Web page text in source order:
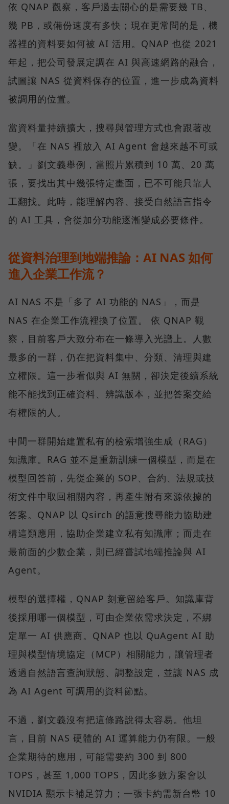
依 QNAP 觀察，客戶過去關心的是需要幾 TB、
幾 PB，或備份速度有多快；現在更常問的是，機
器裡的資料要如何被 AI 活用。QNAP 也從 2021
年起，把公司發展定調在 AI 與高速網路的融合，
試圖讓 NAS 從資料保存的位置，進一步成為資料
被調用的位置。
當資料量持續擴大，搜尋與管理方式也會跟著改
變。「在 NAS 裡放入 AI Agent 會越來越不可或
缺。」劉文義舉例，當照片累積到 10 萬、20 萬
張，要找出其中幾張特定畫面，已不可能只靠人
工翻找。此時，能理解內容、接受自然語言指令
的 AI 工具，會從加分功能逐漸變成必要條件。
從資料治理到地端推論：AI NAS 如何
進入企業工作流？
AI NAS 不是「多了 AI 功能的 NAS」，而是
NAS 在企業工作流裡換了位置。 依 QNAP 觀
察，目前客戶大致分布在一條導入光譜上。人數
最多的一群，仍在把資料集中、分類、清理與建
立權限。這一步看似與 AI 無關，卻決定後續系統
能不能找到正確資料、辨識版本，並把答案交給
有權限的人。
中間一群開始建置私有的檢索增強生成（RAG）
知識庫。RAG 並不是重新訓練一個模型，而是在
模型回答前，先從企業的 SOP、合約、法規或技
術文件中取回相關內容，再產生附有來源依據的
答案。QNAP 以 Qsirch 的語意搜尋能力協助建
構這類應用，協助企業建立私有知識庫；而走在
最前面的少數企業，則已經嘗試地端推論與 AI
Agent。
模型的選擇權，QNAP 刻意留給客戶。知識庫背
後採用哪一個模型，可由企業依需求決定，不綁
定單一 AI 供應商。QNAP 也以 QuAgent AI 助
理與模型情境協定（MCP）相關能力，讓管理者
透過自然語言查詢狀態、調整設定，並讓 NAS 成
為 AI Agent 可調用的資料節點。
不過，劉文義沒有把這條路說得太容易。他坦
言，目前 NAS 硬體的 AI 運算能力仍有限。一般
企業期待的應用，可能需要約 300 到 800
TOPS，甚至 1,000 TOPS，因此多數方案會以
NVIDIA 顯示卡補足算力；一張卡約需新台幣 10